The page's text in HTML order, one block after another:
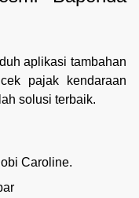
aplikasi tambahan
pajak kendaraan
solusi terbaik.
Caroline.